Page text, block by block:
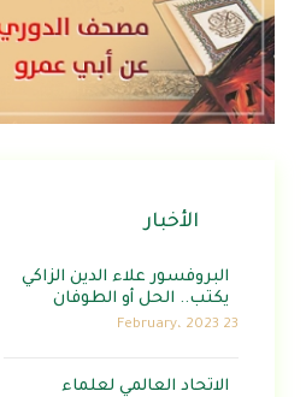
الأخبار
البروفسور علاء الدين الزاكي
يكتب.. الحل أو الطوفان
23 February، 2023
الاتحاد العالمي لعلماء